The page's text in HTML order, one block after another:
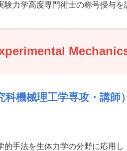
力学高度専門術士の称号授与を
機械理工学専攻・講師）
手法を生体力学の分野に応用